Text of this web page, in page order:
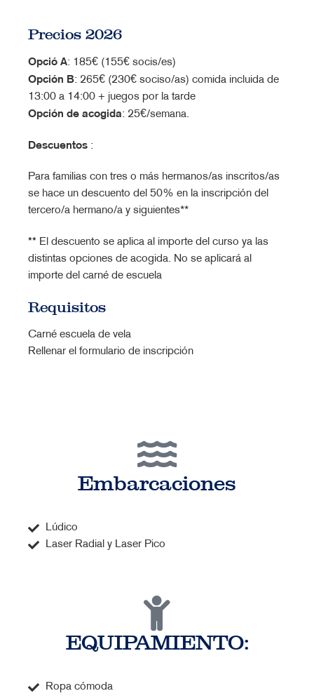
Precios 2026
Opció A: 185€ (155€ socis/es)
Opción B: 265€ (230€ sociso/as) comida incluida de
13:00 a 14:00 + juegos por la tarde
Opción de acogida: 25€/semana.
Descuentos :
Para familias con tres o más hermanos/as inscritos/as
se hace un descuento del 50% en la inscripción del
tercero/a hermano/a y siguientes**
** El descuento se aplica al importe del curso ya las
distintas opciones de acogida. No se aplicará al
importe del carné de escuela
Requisitos
Carné escuela de vela
Rellenar el formulario de inscripción
Embarcaciones
Lúdico
Laser Radial y Laser Pico
EQUIPAMIENTO:
Ropa cómoda